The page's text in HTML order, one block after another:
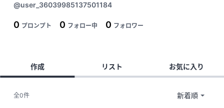
@user_36039985137501184
0 プロンプト 0 フォロー中 0 フォロワー
作成 リスト お気に入り
全0件